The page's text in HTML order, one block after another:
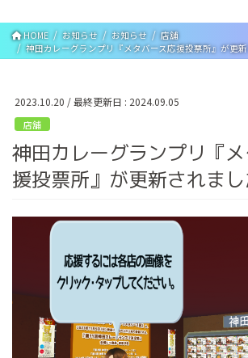
HOME お知らせ お知らせ
店舖
神田カレーグランプリ『メタバース応援投票所』が更新
2023.10.20 / 最終更新日 : 2024.09.05
店舖
神田カレーグランプリ『
援投票所』が更新されまし